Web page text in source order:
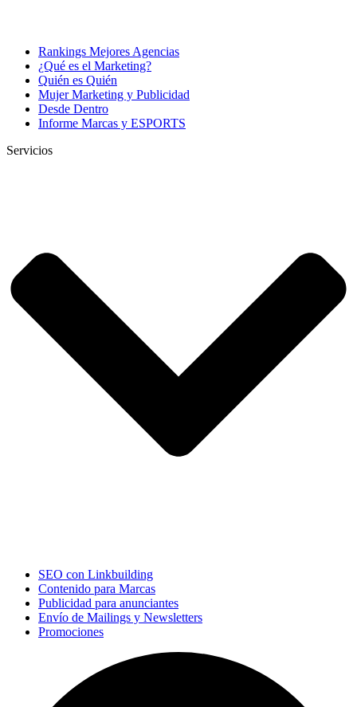
Rankings Mejores Agencias
¿Qué es el Marketing?
Quién es Quién
Mujer Marketing y Publicidad
Desde Dentro
Informe Marcas y ESPORTS
Servicios
SEO con Linkbuilding
Contenido para Marcas
Publicidad para anunciantes
Envío de Mailings y Newsletters
Promociones